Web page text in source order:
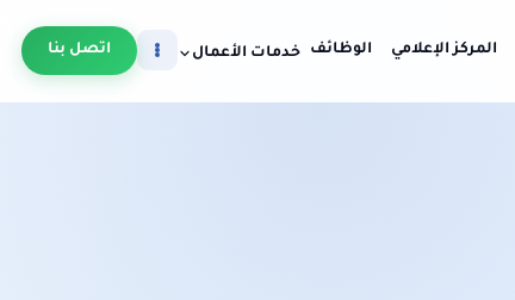
المركز الإعلامي الوظائف خدمات الأعمال اتصل بنا